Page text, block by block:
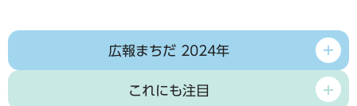
広報まちだ 2024年
これにも注目